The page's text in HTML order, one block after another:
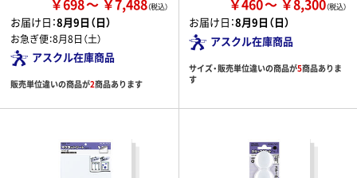
お届け日：8月9日（日）
お急ぎ便：8月8日（土）
アスクル在庫商品
販売単位違いの商品が2商品あります
お届け日：8月9日（日）
アスクル在庫商品
サイズ・販売単位違いの商品が5商品ありま
す